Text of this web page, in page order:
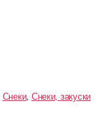
Снеки, Снеки, закуски